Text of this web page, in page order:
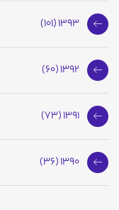
1393 (101)
1392 (60)
1391 (73)
1390 (36)